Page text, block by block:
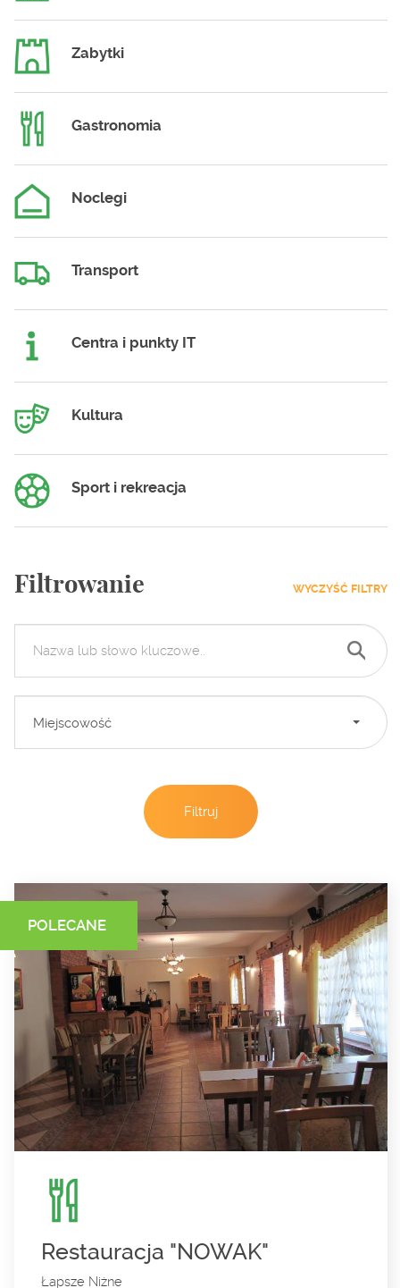
Zabytki
Gastronomia
Noclegi
Transport
Centra i punkty IT
Kultura
Sport i rekreacja
Filtrowanie WYCZYŚĆ FILTRY
Miejscowość
POLECANE
Restauracja "NOWAK"
Łapsze Niżne